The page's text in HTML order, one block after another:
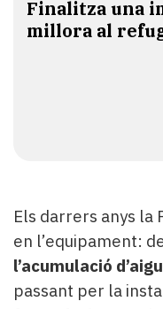
Finalitza una
millora al
Els darrers anys la
en l’equipament:
l’acumulació
passant per la